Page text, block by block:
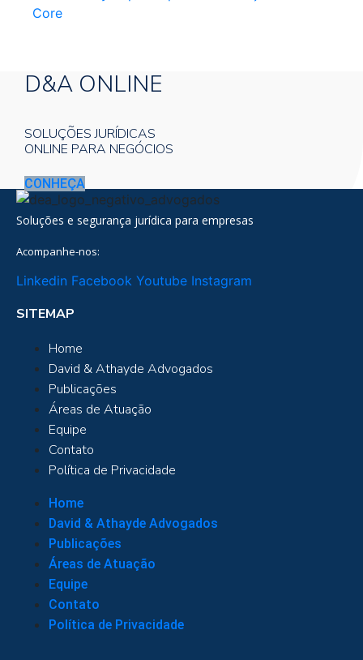
Core
D&A ONLINE
SOLUÇÕES JURÍDICAS
ONLINE PARA NEGÓCIOS
CONHEÇA
Soluções e segurança jurídica para empresas
Acompanhe-nos:
Linkedin Facebook Youtube Instagram
SITEMAP
Home
David & Athayde Advogados
Publicações
Áreas de Atuação
Equipe
Contato
Política de Privacidade
Home
David & Athayde Advogados
Publicações
Áreas de Atuação
Equipe
Contato
Política de Privacidade